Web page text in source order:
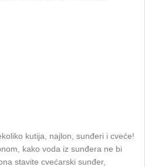
kutija, najlon, sunđeri i cveće!
kako voda iz sunđera ne bi
stavite cvećarski sunđer,